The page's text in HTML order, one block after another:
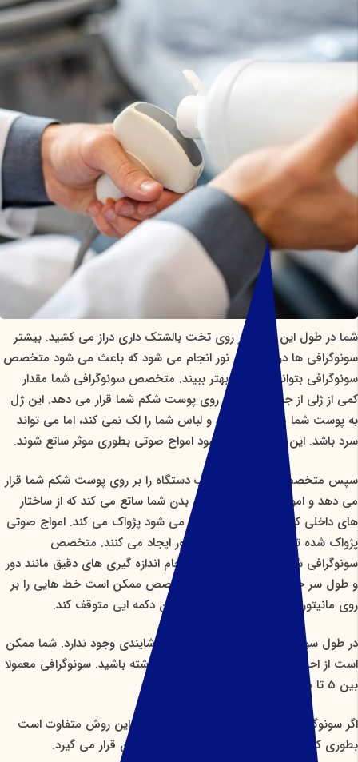
شما در طول این روش بر روی تخت بالشتک داری دراز می کشید. بیشتر
سونوگرافی ها در اتاقی کم نور انجام می شود که باعث می شود متخصص
سونوگرافی بتواند تصویر را بهتر ببیند. متخصص سونوگرافی شما مقدار
کمی از ژلی از جنس آب را بر روی پوست شکم شما قرار می دهد. این ژل
به پوست شما صدمه نمی زند و لباس شما را لک نمی کند، اما می تواند
سرد باشد. این ژل باعث می شود امواج صوتی بطوری موثر ساتع شوند.
سپس متخصص سونوگرافی پروب دستگاه را بر روی پوست شکم شما قرار
می دهد و امواج صوتی را به داخل بدن شما ساتع می کند که از ساختار
های داخلی که شامل جنین شما نیز می شود پژواک می کند. امواج صوتی
پژواک شده تصاویری را بر روی مانیتور ایجاد می کنند. متخصص
سونوگرافی شما از این تصاویر برای انجام اندازه گیری های دقیق مانند دور
و طول سر جنین استفاده می کند. متخصص ممکن است خط هایی را بر
روی مانیتور بکشد یا تصویر با کلیک کردن دکمه ایی متوقف کند.
در طول سونوگرافی بارداری هیچ گونه ناخوشایندی وجود ندارد. شما ممکن
است از احساس ادرار ناخوشایندی ملایمی داشته باشید. سونوگرافی معمولا
بین 5 تا 10 دقیقه طول می کشد.
اگر سونوگرافی ترانس واژنینال انجام دهد، روند این روش متفاوت است
بطوری که پروب دستگاه بجای شکم در داخل واژن قرار می گیرد.